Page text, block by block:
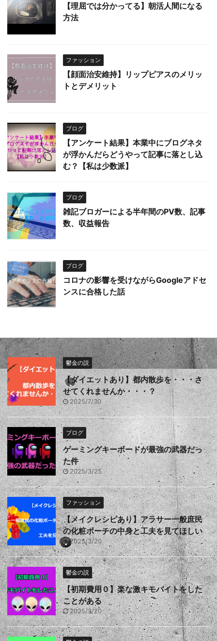
【理屈では分かってる】朝活人間になる
方法
ファッション
【顔面治安維持】リップピアスのメリッ
トとデメリット
ブログ
【アンケート結果】本業中にブログネタ
が浮かんだらどうやって記事に落とし込
む？【私は少数派】
ブログ
雑記ブロガーによる半年間のPV数、記事
数、収益報告
ブログ
コロナの影響を受けながらGoogleアドセ
ンスに合格した話
鬱金の説
【ダイエットあり】都内散歩を・・・さ
せてくれませんか・・・？
2025/7/30
ブログ
ゲーミングキーボードが最強の武器だっ
た件
2025/3/25
ファッション
【メイクレシピあり】アラサー一般庶民
の化粧ポーチの中身と工夫を見てほしい
2025/3/20
鬱金の説
【初期費用０】楽な激キモバイトをした
ことがある
2025/3/20